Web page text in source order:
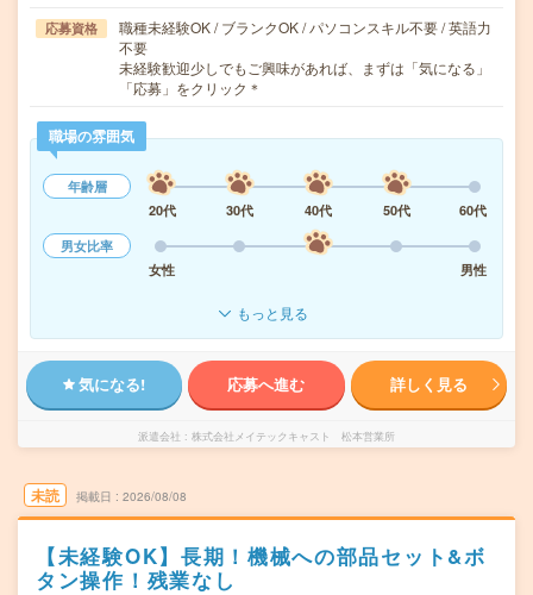
応募資格
職種未経験OK / ブランクOK / パソコンスキル不要 / 英語力
不要
未経験歓迎少しでもご興味があれば、まずは「気になる」
「応募」をクリック＊
職場の雰囲気
年齢層
20代
30代 40代 50代
60代
男女比率
女性
男性
もっと見る
気になる! 応募へ進む 詳しく見る
派遣会社 株式会社メイテックキャスト 松本営業所
未読 掲載日 2026/08/08
【未経験OK】長期！機械への部品セット&ボ
タン操作！残業なし